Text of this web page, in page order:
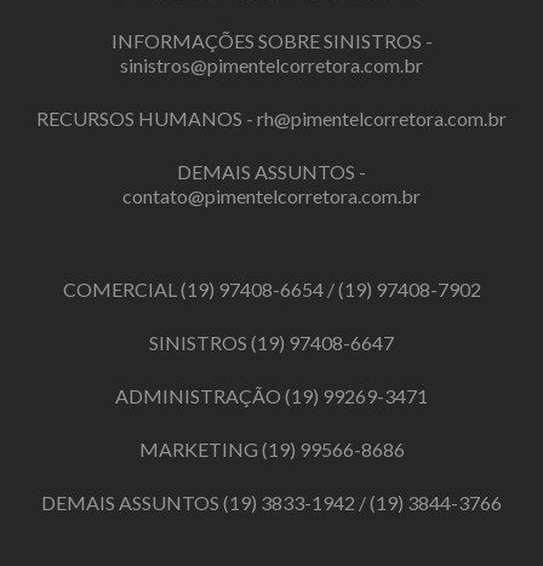
INFORMAÇÕES SOBRE SINISTROS -
sinistros@pimentelcorretora.com.br
RECURSOS HUMANOS - rh@pimentelcorretora.com.br
DEMAIS ASSUNTOS -
contato@pimentelcorretora.com.br
COMERCIAL(19) 97408-6654/(19) 97408-7902
SINISTROS (19) 97408-6647
ADMINISTRAÇÃO (19) 99269-3471
MARKETING (19) 99566-8686
DEMAIS ASSUNTOS (19) 3833-1942 /(19) 3844-3766